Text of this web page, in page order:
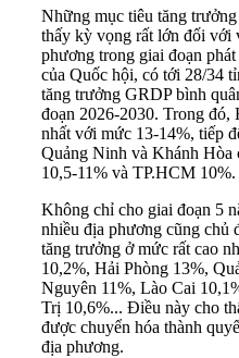
Những mục tiêu tăng
thấy kỳ vọng rất lớn đối với
phương trong giai đoạn
của Quốc hội, có tới 28/34
tăng trưởng GRDP bình
đoạn 2026-2030. Trong đó,
nhất với mức 13-14%, tiếp
Quảng Ninh và Khánh Hòa
10,5-11% và TP.HCM 10%.
Không chỉ cho giai đoạn 5
nhiều địa phương cũng chủ
tăng trưởng ở mức rất cao
10,2%, Hải Phòng 13%,
Nguyên 11%, Lào Cai
Trị 10,6%... Điều này cho
được chuyển hóa thành
địa phương.